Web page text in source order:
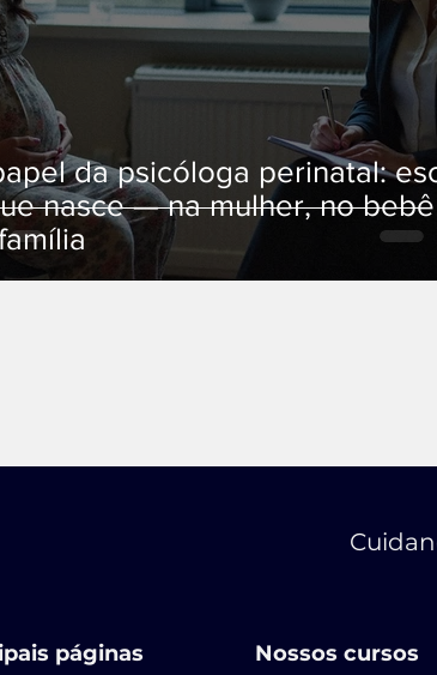
da psicóloga perinatal:
nasce — na mulher, no
páginas Nossos cursos